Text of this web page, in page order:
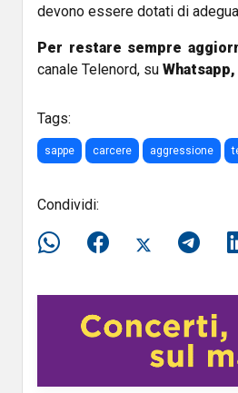
devono essere dotati di
Per restare sempre
canale Telenord, su Whatsapp,
Tags:
sappe carcere aggressione
Condividi: